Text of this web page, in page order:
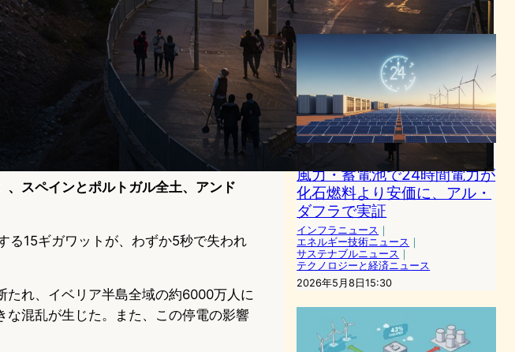
スペインとポルトガル全土、アンド
る15ギガワットが、わずか5秒で失われ
たれ、イベリア半島全域の約6000万人に
混乱が生じた。また、この停電の影響
2026年4月24日19:30
IRENA最新レポート:太陽光・
風力・蓄電池で24時間電力が
化石燃料より安価に、アル・
ダフラで実証
インフラニュース ｜
エネルギー技術ニュース ｜
サステナブルニュース ｜
テクノロジーと経済ニュース
2026年5月8日15:30